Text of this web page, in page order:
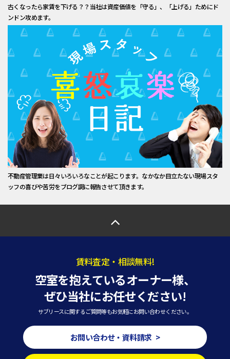
古くなったら家賃を下げる？？当社は資産価値を「守る」、「上げる」ためにド
ンドン攻めます。
不動産管理業は日々いろいろなことが起こります。なかなか目立たない現場スタ
ッフの喜びや苦労をブログ調に報告させて頂きます。
賃料査定・相談無料!
空室を抱えているオーナー様、
ぜひ当社にお任せください!
サブリースに関するご質問等もお気軽にお問い合わせください。
お問い合わせ・資料請求 >